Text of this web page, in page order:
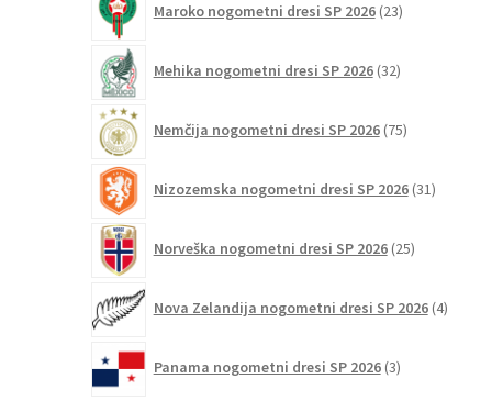
Maroko nogometni dresi SP 2026 23izdelkov
Mehika nogometni dresi SP 2026 32izdelkov
Nemčija nogometni dresi SP 2026 75izdelkov
Nizozemska nogometni dresi SP 2026 31izdelkov
Norveška nogometni dresi SP 2026 25izdelkov
Nova Zelandija nogometni dresi SP 2026 4izdelki
Panama nogometni dresi SP 2026 3izdelki